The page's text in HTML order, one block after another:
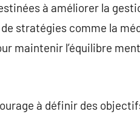
à améliorer la
stratégies comme la
maintenir l’équilibre
à définir des